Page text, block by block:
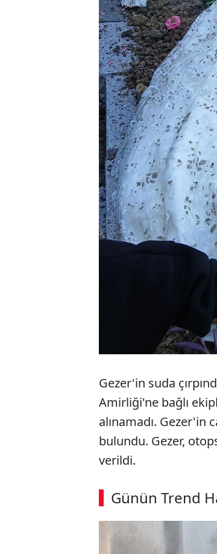
Gezer'in suda
Amirliği'ne bağlı
alınamadı. Gezer'in
bulundu. Gezer,
verildi.
Günün Trend
00:02 / 08:43